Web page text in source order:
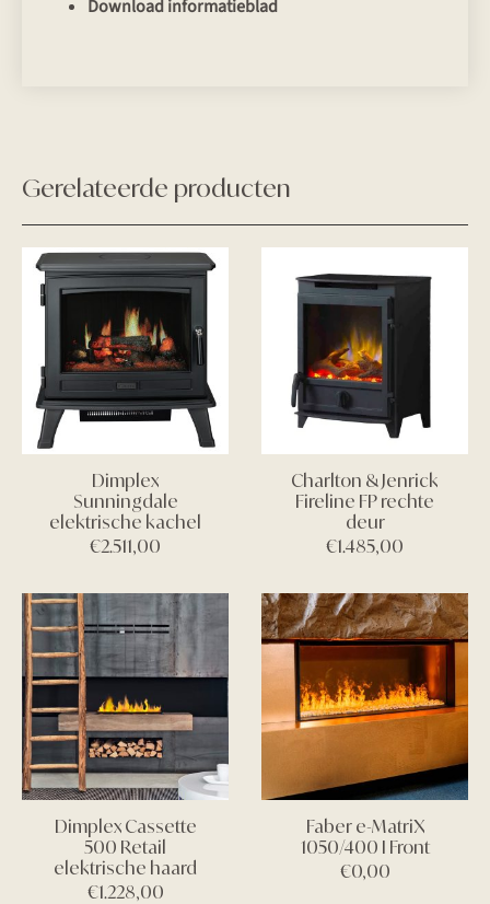
Download informatieblad
Gerelateerde producten
Dimplex
Sunningdale
elektrische kachel
€2.511,00
Charlton & Jenrick
Fireline FP rechte
deur
€1.485,00
Dimplex Cassette
500 Retail
elektrische haard
€1.228,00
Faber e-MatriX
1050/400 I Front
€0,00